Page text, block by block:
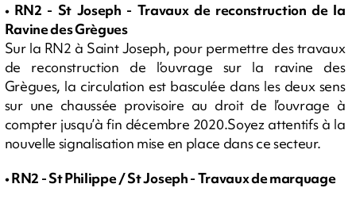
• RN2 - St Joseph - Travaux de reconstruction de la
Ravine des Grègues
Sur la RN2 à Saint Joseph, pour permettre des travaux
de reconstruction de l’ouvrage sur la ravine des
Grègues, la circulation est basculée dans les deux sens
sur une chaussée provisoire au droit de l’ouvrage à
compter jusqu’à fin décembre 2020.Soyez attentifs à la
nouvelle signalisation mise en place dans ce secteur.
• RN2 - St Philippe / St Joseph - Travaux de marquage